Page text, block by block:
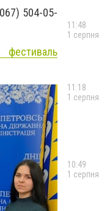
504-05-
11:48
1 серпня
11:18
1 серпня
10:49
1 серпня